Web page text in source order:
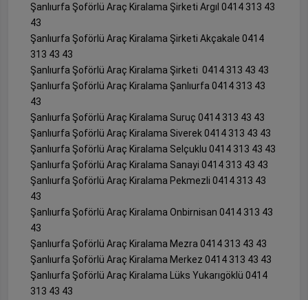
Şanlıurfa Şoförlü Araç Kiralama Şirketi Argıl 0414 313 43
43
Şanlıurfa Şoförlü Araç Kiralama Şirketi Akçakale 0414
313 43 43
Şanlıurfa Şoförlü Araç Kiralama Şirketi 0414 313 43 43
Şanlıurfa Şoförlü Araç Kiralama Şanlıurfa 0414 313 43
43
Şanlıurfa Şoförlü Araç Kiralama Suruç 0414 313 43 43
Şanlıurfa Şoförlü Araç Kiralama Siverek 0414 313 43 43
Şanlıurfa Şoförlü Araç Kiralama Selçuklu 0414 313 43 43
Şanlıurfa Şoförlü Araç Kiralama Sanayi 0414 313 43 43
Şanlıurfa Şoförlü Araç Kiralama Pekmezli 0414 313 43
43
Şanlıurfa Şoförlü Araç Kiralama Onbirnisan 0414 313 43
43
Şanlıurfa Şoförlü Araç Kiralama Mezra 0414 313 43 43
Şanlıurfa Şoförlü Araç Kiralama Merkez 0414 313 43 43
Şanlıurfa Şoförlü Araç Kiralama Lüks Yukarıgöklü 0414
313 43 43